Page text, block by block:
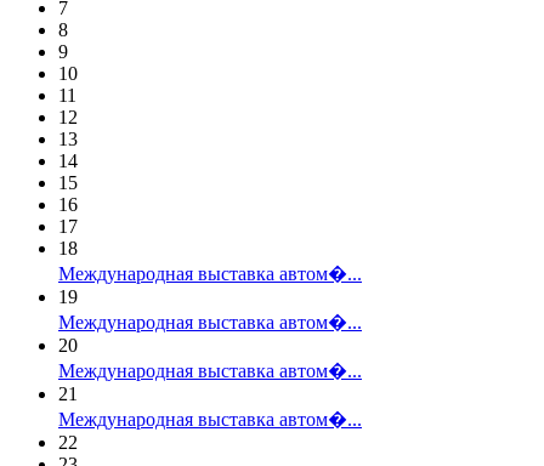
7
8
9
10
11
12
13
14
15
16
17
18
Международная выставка автом�...
19
Международная выставка автом�...
20
Международная выставка автом�...
21
Международная выставка автом�...
22